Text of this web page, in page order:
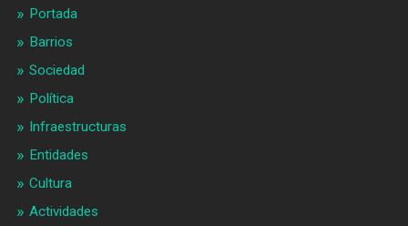
Portada
Barrios
Sociedad
Política
Infraestructuras
Entidades
Cultura
Actividades